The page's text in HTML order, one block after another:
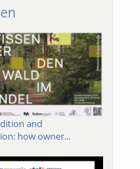
and
how owner...